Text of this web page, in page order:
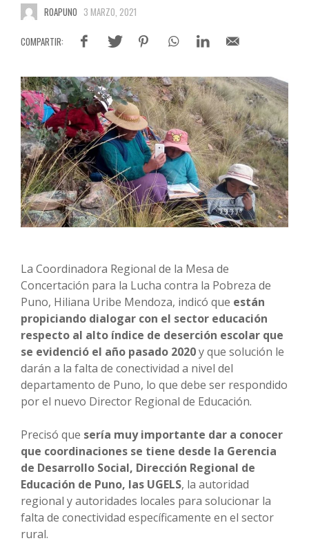
ROAPUNO 3 MARZO, 2021
La Coordinadora Regional de la Mesa de
Concertación para la Lucha contra la Pobreza de
Puno, Hiliana Uribe Mendoza, indicó que están
propiciando dialogar con el sector educación
respecto al alto índice de deserción escolar que
se evidenció el año pasado 2020y que solución le
darán a la falta de conectividad a nivel del
departamento de Puno, lo que debe ser respondido
por el nuevo Director Regional de Educación.
Precisó que sería muy importante dar a conocer
que coordinaciones se tiene desde la Gerencia
de Desarrollo Social, Dirección Regional de
Educación de Puno, las UGELS, la autoridad
regional y autoridades locales para solucionar la
falta de conectividad específicamente en el sector
rural.